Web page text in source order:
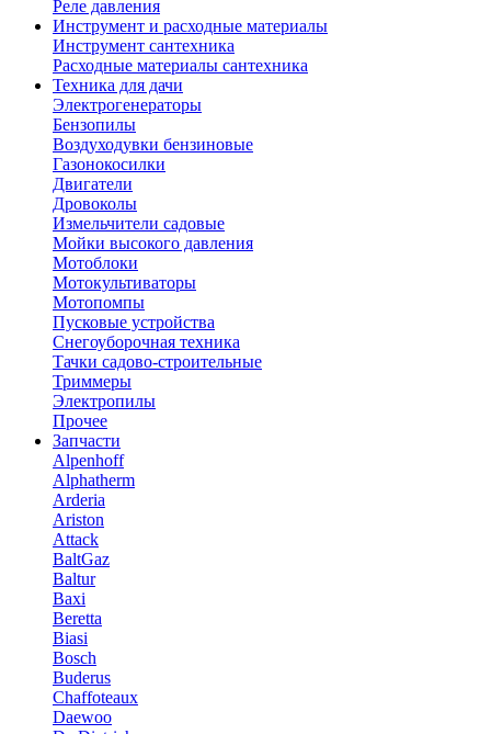
Реле давления
Инструмент и расходные материалы
Инструмент сантехника
Расходные материалы сантехника
Техника для дачи
Электрогенераторы
Бензопилы
Воздуходувки бензиновые
Газонокосилки
Двигатели
Дровоколы
Измельчители садовые
Мойки высокого давления
Мотоблоки
Мотокультиваторы
Мотопомпы
Пусковые устройства
Снегоуборочная техника
Тачки садово-строительные
Триммеры
Электропилы
Прочее
Запчасти
Alpenhoff
Alphatherm
Arderia
Ariston
Attack
BaltGaz
Baltur
Baxi
Beretta
Biasi
Bosch
Buderus
Chaffoteaux
Daewoo